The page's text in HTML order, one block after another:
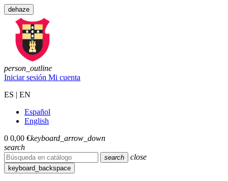
dehaze
person_outline
Iniciar sesión Mi cuenta
ES | EN
Español
English
0 0,00 €keyboard_arrow_down
search
search close
keyboard_backspace